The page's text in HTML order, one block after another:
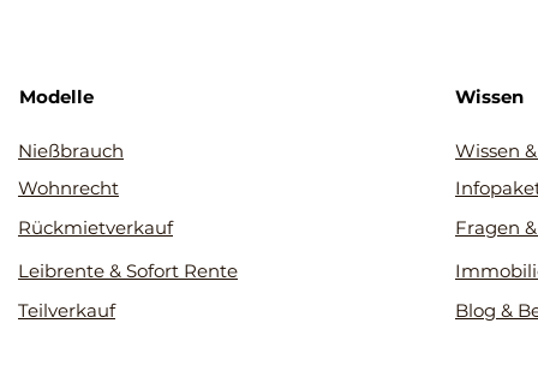
Modelle
Nießbrauch
Wohnrecht
Rückmietverkauf
Leibrente & Sofort Rente
Teilverkauf
Wissen
Wissen
Fragen
Blog &